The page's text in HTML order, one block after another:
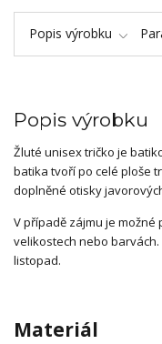
Popis výrobku
Popis výrobku
Žluté unisex tričko je
batika tvoří po celé ploše
doplněné otisky
V případě zájmu je
velikostech nebo
listopad.
Materiál